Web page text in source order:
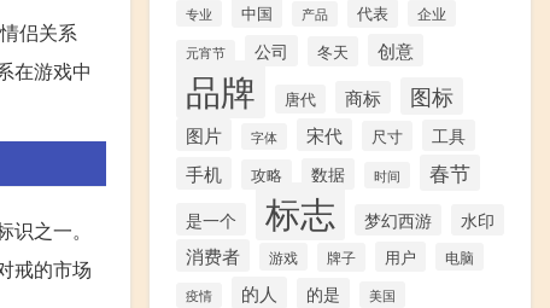
侣关系
在游戏中
之一。
戒的市场
专业 中国 产品 代表 企业
元宵节 公司 冬天 创意
品牌 唐代 商标 图标
图片 字体 宋代 尺寸 工具
手机 攻略 数据 时间 春节
是一个 标志 梦幻西游 水印
消费者 游戏 牌子 用户 电脑
疫情 的人 的是 美国